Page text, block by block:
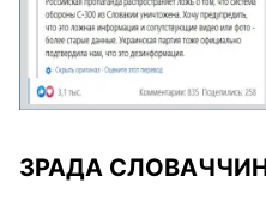
ЗРАДА